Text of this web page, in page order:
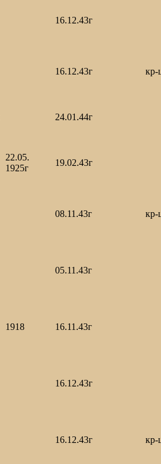
16.12.43г
16.12.43г кр-
24.01.44г
22.05.
1925г
19.02.43г
08.11.43г кр-
05.11.43г
1918 16.11.43г
16.12.43г
16.12.43г кр-